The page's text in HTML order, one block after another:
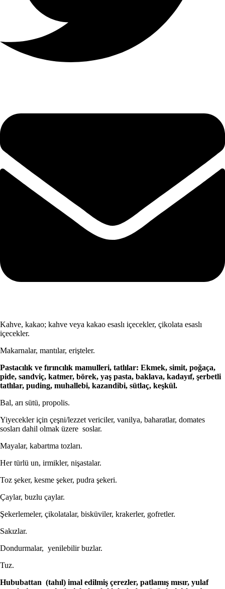
Kahve, kakao; kahve veya kakao esaslı içecekler, çikolata esaslı
içecekler.
Makarnalar, mantılar, erişteler.
Pastacılık ve fırıncılık mamulleri, tatlılar: Ekmek, simit, poğaça,
pide, sandviç, katmer, börek, yaş pasta, baklava, kadayıf, şerbetli
tatlılar, puding, muhallebi, kazandibi, sütlaç, keşkül.
Bal, arı sütü, propolis.
Yiyecekler için çeşni/lezzet vericiler, vanilya, baharatlar, domates
sosları dahil olmak üzere soslar.
Mayalar, kabartma tozları.
Her türlü un, irmikler, nişastalar.
Toz şeker, kesme şeker, pudra şekeri.
Çaylar, buzlu çaylar.
Şekerlemeler, çikolatalar, bisküviler, krakerler, gofretler.
Sakızlar.
Dondurmalar, yenilebilir buzlar.
Tuz.
Hububattan (tahıl) imal edilmiş çerezler, patlamış mısır, yulaf